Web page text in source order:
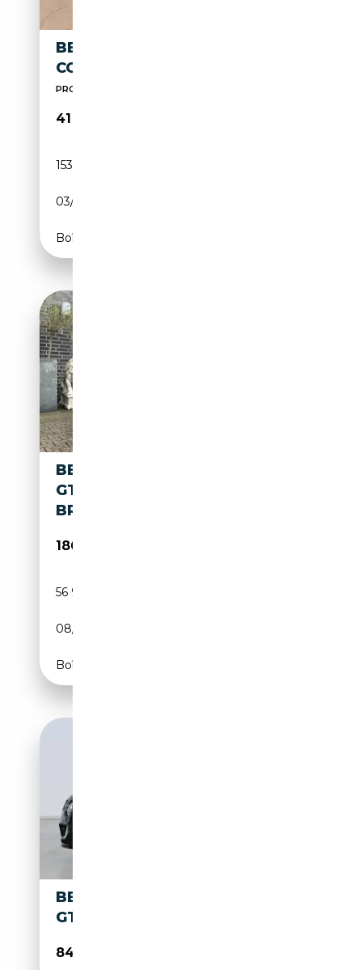
BENTLEY CONTINENTAL
CONTINENTAL GT I GT 6.0
PRONTA CONSEGNA!!!
41 000€
153 807 km
03/2004
Boîte automatique
BENTLEY CONTINENTAL NEW
GT SPEED*HUD*CERAMIC
BREMSANLAGE*360
186 700€
56 900 km
08/2021
Boîte automatique
BENTLEY CONTINENTAL W12
GT SPEED 635
84 900€